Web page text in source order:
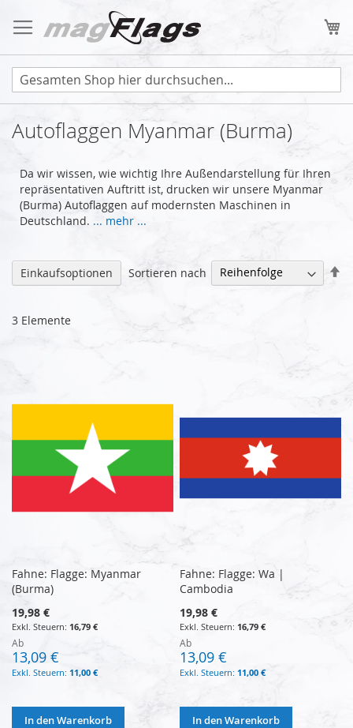
Inhalt
springen
Autoflaggen Myanmar (Burma)
Da wir wissen, wie wichtig Ihre Außendarstellung für Ihren
repräsentativen Auftritt ist, drucken wir unsere Myanmar
(Burma) Autoflaggen auf modernsten Maschinen in
Deutschland. ... mehr ...
3 Elemente
Sortieren nach
Fahne: Flagge: Myanmar
(Burma)
19,98 €
16,79 €
Ab
13,09 €
11,00 €
In den Warenkorb
Fahne: Flagge: Wa |
Cambodia
19,98 €
16,79 €
Ab
13,09 €
11,00 €
In den Warenkorb
Einkaufsoptionen